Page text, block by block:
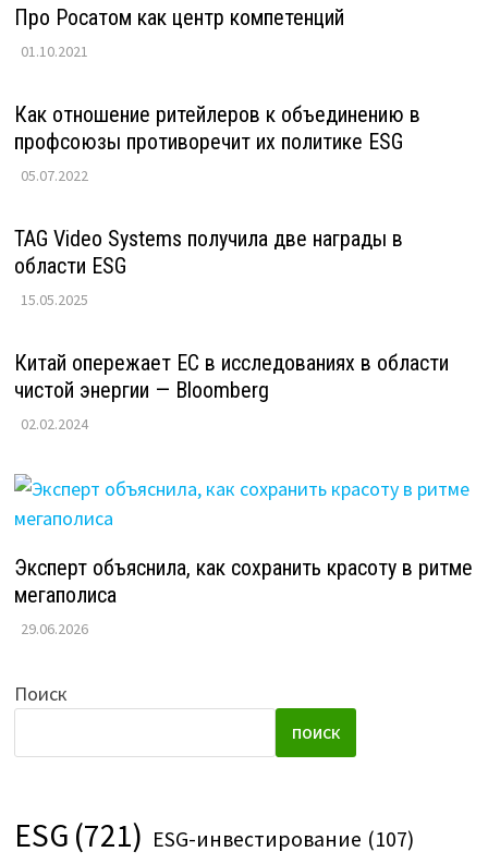
Про Росатом как центр компетенций
01.10.2021
Как отношение ритейлеров к объединению в
профсоюзы противоречит их политике ESG
05.07.2022
TAG Video Systems получила две награды в
области ESG
15.05.2025
Китай опережает ЕС в исследованиях в области
чистой энергии — Bloomberg
02.02.2024
Эксперт объяснила, как сохранить красоту в ритме
мегаполиса
29.06.2026
Поиск
ПОИСК
ESG (721) ESG-инвестирование (107)